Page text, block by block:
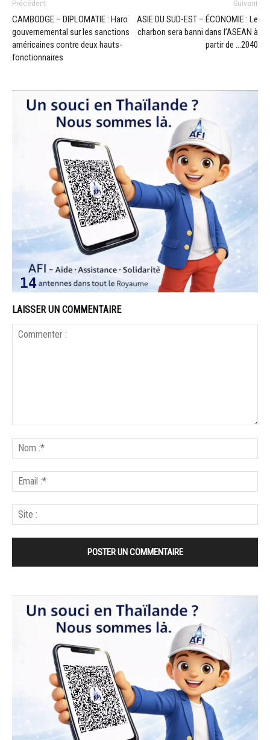
Précédent
CAMBODGE – DIPLOMATIE : Haro
gouvernemental sur les sanctions
américaines contre deux hauts-
fonctionnaires
Suivant
ASIE DU SUD-EST – ÉCONOMIE : Le
charbon sera banni dans l’ASEAN à
partir de …2040
LAISSER UN COMMENTAIRE